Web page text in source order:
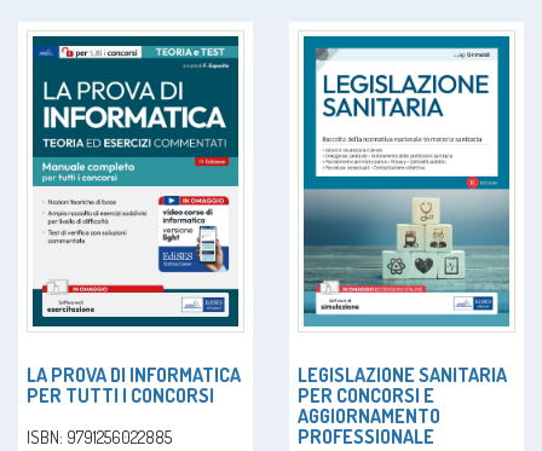
LA PROVA DI INFORMATICA
PER TUTTI I CONCORSI
ISBN: 9791256022885
LEGISLAZIONE SANITARIA
PER CONCORSI E
AGGIORNAMENTO
PROFESSIONALE